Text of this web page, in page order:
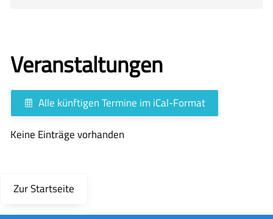
Veranstaltungen
Alle künftigen Termine im iCal-Format
Keine Einträge vorhanden
Zur Startseite